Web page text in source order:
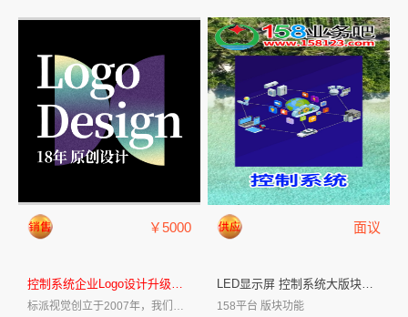
￥5000
控制系统企业Logo设计升级改...
标派视觉创立于2007年，我们致力于企业...
面议
LED显示屏 控制系统大版块—...
158平台 版块功能